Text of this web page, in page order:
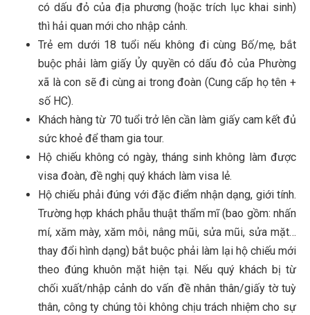
có dấu đỏ của địa phương (hoặc trích lục khai sinh)
thì hải quan mới cho nhập cảnh.
Trẻ em dưới 18 tuổi nếu không đi cùng Bố/mẹ, bắt
buộc phải làm giấy Ủy quyền có dấu đỏ của Phường
xã là con sẽ đi cùng ai trong đoàn (Cung cấp họ tên +
số HC).
Khách hàng từ 70 tuổi trở lên cần làm giấy cam kết đủ
sức khoẻ để tham gia tour.
Hộ chiếu không có ngày, tháng sinh không làm được
visa đoàn, đề nghị quý khách làm visa lẻ.
Hộ chiếu phải đúng với đặc điểm nhận dạng, giới tính.
Trường hợp khách phẫu thuật thẩm mĩ (bao gồm: nhấn
mí, xăm mày, xăm môi, nâng mũi, sửa mũi, sửa mặt…
thay đổi hình dạng) bắt buộc phải làm lại hộ chiếu mới
theo đúng khuôn mặt hiện tại. Nếu quý khách bị từ
chối xuất/nhập cảnh do vấn đề nhân thân/giấy tờ tuỳ
thân, công ty chúng tôi không chịu trách nhiệm cho sự